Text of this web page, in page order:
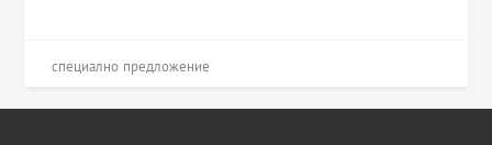
специално предложение